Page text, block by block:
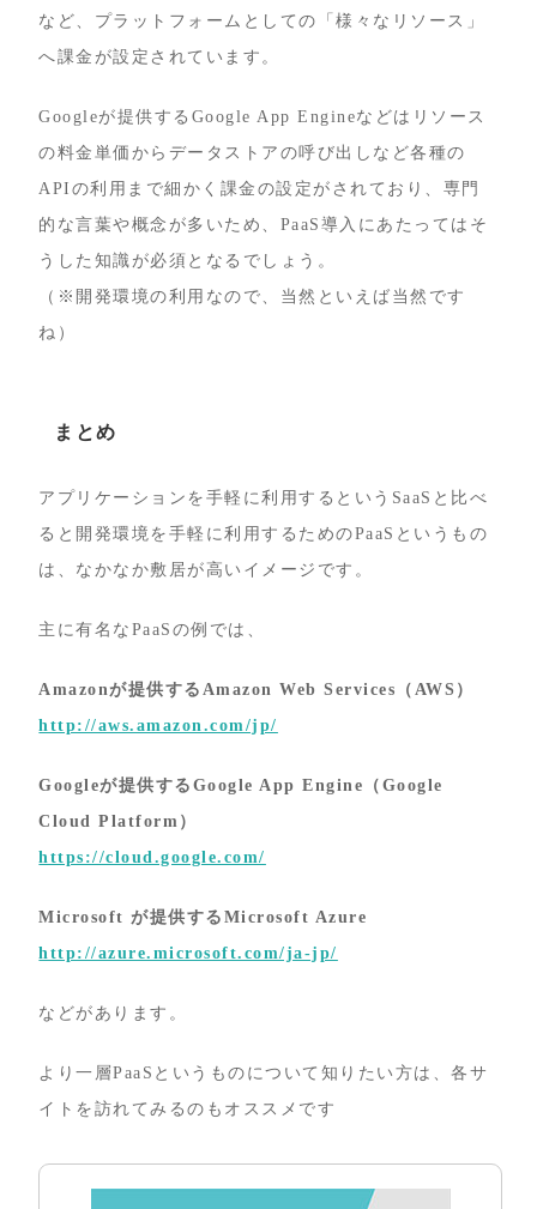
など、プラットフォームとしての「様々なリソース」
へ課金が設定されています。
Googleが提供するGoogle App Engineなどはリソース
の料金単価からデータストアの呼び出しなど各種の
APIの利用まで細かく課金の設定がされており、専門
的な言葉や概念が多いため、PaaS導入にあたってはそ
うした知識が必須となるでしょう。
（※開発環境の利用なので、当然といえば当然です
ね）
まとめ
アプリケーションを手軽に利用するというSaaSと比べ
ると開発環境を手軽に利用するためのPaaSというもの
は、なかなか敷居が高いイメージです。
主に有名なPaaSの例では、
Amazonが提供するAmazon Web Services（AWS）
http://aws.amazon.com/jp/
Googleが提供するGoogle App Engine（Google
Cloud Platform）
https://cloud.google.com/
Microsoft が提供するMicrosoft Azure
http://azure.microsoft.com/ja-jp/
などがあります。
より一層PaaSというものについて知りたい方は、各サ
イトを訪れてみるのもオススメです